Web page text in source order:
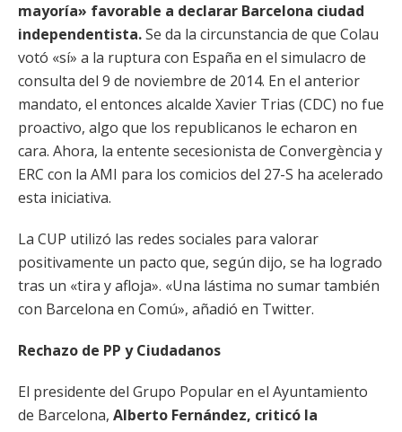
mayoría» favorable a declarar Barcelona ciudad
independentista.Se da la circunstancia de que Colau
votó «sí» a la ruptura con España en el simulacro de
consulta del 9 de noviembre de 2014. En el anterior
mandato, el entonces alcalde Xavier Trias (CDC) no fue
proactivo, algo que los republicanos le echaron en
cara. Ahora, la entente secesionista de Convergència y
ERC con la AMI para los comicios del 27-S ha acelerado
esta iniciativa.
La CUP utilizó las redes sociales para valorar
positivamente un pacto que, según dijo, se ha logrado
tras un «tira y afloja». «Una lástima no sumar también
con Barcelona en Comú», añadió en Twitter.
Rechazo de PP y Ciudadanos
El presidente del Grupo Popular en el Ayuntamiento
de Barcelona, Alberto Fernández, criticó la